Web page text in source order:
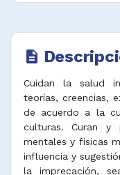
description
Cuidan la salud
teorías, creencias,
de acuerdo a la
culturas. Curan y
mentales y físicas
influencia y
la imprecación,